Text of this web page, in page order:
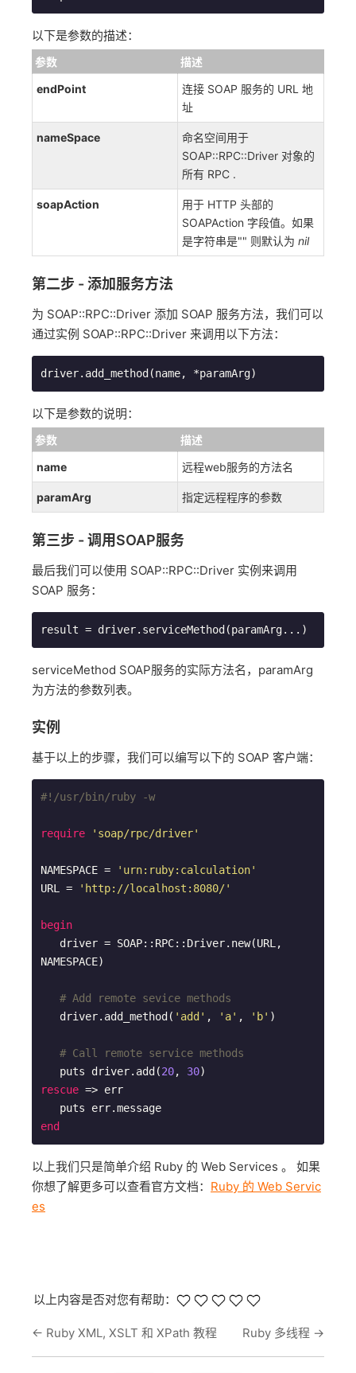
以下是参数的描述：
参数
描述
endPoint
连接 SOAP 服务的 URL 地
址
nameSpace
命名空间用于
SOAP::RPC::Driver 对象的
所有 RPC .
soapAction
用于 HTTP 头部的
SOAPAction 字段值。如果
是字符串是"" 则默认为 nil
第二步 - 添加服务方法
为 SOAP::RPC::Driver 添加 SOAP 服务方法，我们可以
通过实例 SOAP::RPC::Driver 来调用以下方法：
以下是参数的说明：
参数
描述
name
远程web服务的方法名
paramArg 指定远程程序的参数
第三步 - 调用SOAP服务
最后我们可以使用 SOAP::RPC::Driver 实例来调用
SOAP 服务：
serviceMethod SOAP服务的实际方法名，paramArg
为方法的参数列表。
实例
基于以上的步骤，我们可以编写以下的 SOAP 客户端：
#!/usr/bin/ruby -w
require 'soap/rpc/driver'
NAMESPACE =
'urn:ruby:calculation'
URL =
'http://localhost:8080/'
begin
NAMESPACE)
# Add remote sevice methods
   driver.add_method(
'add' , 'a' , 'b' )
# Call remote service methods
   puts driver.add(
20, 30
rescue => err
end
以上我们只是简单介绍 Ruby 的 Web Services 。 如果
你想了解更多可以查看官方文档： Ruby 的 Web Servic
es
以上内容是否对您有帮助：
← Ruby XML, XSLT 和 XPath 教程 Ruby 多线程 →